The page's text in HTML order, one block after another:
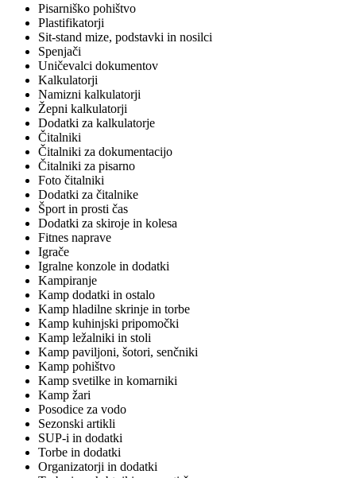
Pisarniško pohištvo
Plastifikatorji
Sit-stand mize, podstavki in nosilci
Spenjači
Uničevalci dokumentov
Kalkulatorji
Namizni kalkulatorji
Žepni kalkulatorji
Dodatki za kalkulatorje
Čitalniki
Čitalniki za dokumentacijo
Čitalniki za pisarno
Foto čitalniki
Dodatki za čitalnike
Šport in prosti čas
Dodatki za skiroje in kolesa
Fitnes naprave
Igrače
Igralne konzole in dodatki
Kampiranje
Kamp dodatki in ostalo
Kamp hladilne skrinje in torbe
Kamp kuhinjski pripomočki
Kamp ležalniki in stoli
Kamp paviljoni, šotori, senčniki
Kamp pohištvo
Kamp svetilke in komarniki
Kamp žari
Posodice za vodo
Sezonski artikli
SUP-i in dodatki
Torbe in dodatki
Organizatorji in dodatki